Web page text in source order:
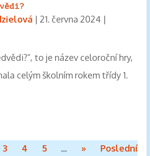
| 21. června 2024 |
to je název celoroční hry,
celým školním rokem třídy 1.
3 4 5 ... »
Poslední